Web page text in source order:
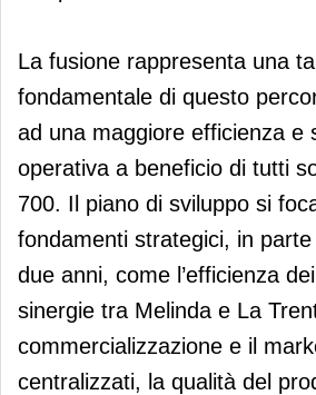
La fusione rappresenta una
fondamentale di questo
ad una maggiore efficienza e
operativa a beneficio di tutti
700. Il piano di sviluppo si
fondamenti strategici, in
due anni, come l’efficienza
sinergie tra Melinda e La
commercializzazione e il
centralizzati, la qualità del